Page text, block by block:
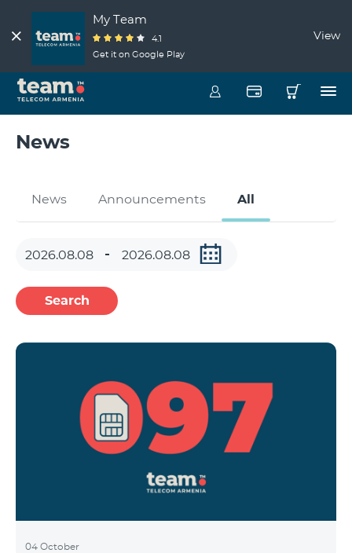
My Team
4.1
Get it on Google Play
View
News
News Announcements All
Search
04 October